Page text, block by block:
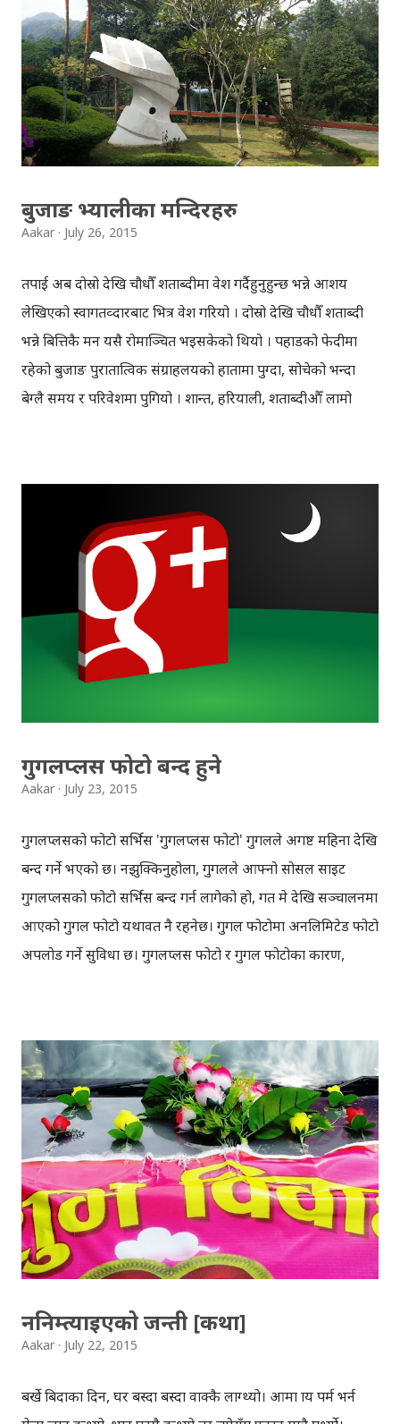
गुरूपूर्णिमा वेद व्यास जयन्तीको रूपमा पनि मनाइन्छ। वेद व्यासले वेद-
वेदान्त, अठार पुराण, उपनिषद्हरू लेखी हिन्दू संस्कृतिलाई ठूलो गुन
लगाएका हुन्। यी हिन्दू ग्रन्थ नै हाम्रा मार्गदर्शक हुन्। मेरा समस्त
गुरूहरुमा, गुरू पुर्णिमाको शुभकामना। Download Aakar Post
Android App
बुजाङ भ्यालीका मन्दिरहरु
Aakar July 26, 2015
तपाई अब दोस्रो देखि चौधौँ शताब्दीमा प्रवेश गर्दैहुनुहुन्छ भन्ने आशय
लेखिएको स्वागतव्दारबाट भित्र प्रवेश गरियो । दोस्रो देखि चौधौँ शताब्दी
भन्ने बित्तिकै मन यसै रोमाञ्चित भइसकेको थियो । पहाडको फेदीमा
रहेको बुजाङ पुरातात्विक संग्राहलयको हातामा पुग्दा, सोचेको भन्दा
बेग्लै समय र परिवेशमा पुगियो । शान्त, हरियाली, शताब्दीऔँ लामो
अनौठो किसिमको तरङ्ग छाडिरहेको थियो। मलेसियामा एक हप्ते लामो
बसाइका क्रममा, जुनको अन्तिम साता बुजाङ भ्यालीमा रहेको
पुरातात्विक संग्राहलय गइएको थियो । कम्बोडिया, थाइल्यान्ड लगायत
देशमा पुराना हिन्दू मन्दिरहरु छन् भन्ने सुनेको थिँए, तर मलेसिया मुस्लिम
देश भएका कारण मैले यस किसिमको संग्राहलयको आशा राखेको
थिँइन । मैले हिन्दुहरुको बारेमा बखान गर्न खोजेको होइन, तर हिन्दु
धर्मको प्रवाह धेरै पहिले देखि नै रहेको थाहा पाउँदा छक्क परियो, अनि
छाती पनि ढक्क फूल्यो । दोस्रो शताब्दी देखि चौधौँ शताब्दीको बिचमा
गुगलप्लस फोटो बन्द हुने
Aakar July 23, 2015
गुगलप्लसको फोटो सर्भिस 'गुगलप्लस फोटो' गुगलले अगष्ट महिना देखि
बन्द गर्ने भएको छ। नझुक्किनुहोला, गुगलले आफ्नो सोसल साइट
गुगलप्लसको फोटो सर्भिस बन्द गर्न लागेको हो, गत मे देखि सञ्चालनमा
आएको गुगल फोटो यथावत नै रहनेछ। गुगल फोटोमा अनलिमिटेड फोटो
अपलोड गर्ने सुविधा छ। गुगलप्लस फोटो र गुगल फोटोका कारण,
गुगलप्लसको फोटो सर्भिस पहिलेबाट नै उत्कृष्ट थियो, त्यसै फोटो
सर्भिसको आधारमा गुगल'ले गुगुल प्लस भन्दा बाहिर, गुगल फोटो भनेर
छुट्टै फोटो सर्भिस गत मे'मा सुरु गरेको थियो । गुगल फोटोमा
अनलिमिटेड फोटो राख्ने सुविधा त छ नै, त्यसबाहेक फोटो सर्च गर्ने
सुविधा पनि छ। गुगलप्लस फोटो बन्द भनेर नआत्तिनुहोला, तपाईका
फोटोहरु गुगल फोटोमा सुरक्षित रहनेछन् । Download Aakar Post
Android App
ननिम्त्याइएको जन्ती [कथा]
Aakar July 22, 2015
बर्खे बिदाका दिन, घर बस्दा बस्दा वाक्कै लाग्थ्यो। आमा प्राय पर्म भर्न